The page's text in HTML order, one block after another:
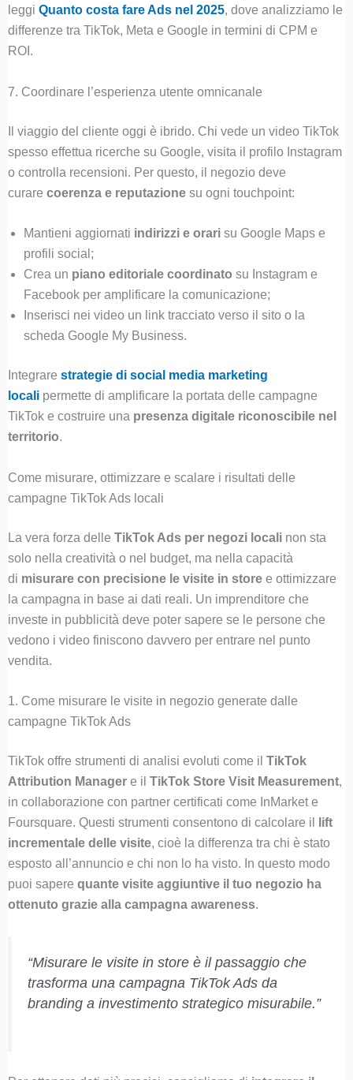
leggi Quanto costa fare Ads nel 2025, dove analizziamo le
differenze tra TikTok, Meta e Google in termini di CPM e
ROI.
7. Coordinare l’esperienza utente omnicanale
Il viaggio del cliente oggi è ibrido. Chi vede un video TikTok
spesso effettua ricerche su Google, visita il profilo Instagram
o controlla recensioni. Per questo, il negozio deve
curare coerenza e reputazionesu ogni touchpoint:
Mantieni aggiornati indirizzi e orarisu Google Maps e
profili social;
Crea un piano editoriale coordinato su Instagram e
Facebook per amplificare la comunicazione;
Inserisci nei video un link tracciato verso il sito o la
scheda Google My Business.
Integrare strategie di social media marketing
localipermette di amplificare la portata delle campagne
TikTok e costruire una presenza digitale riconoscibile nel
territorio.
Come misurare, ottimizzare e scalare i risultati delle
campagne TikTok Ads locali
La vera forza delle TikTok Ads per negozi localinon sta
solo nella creatività o nel budget, ma nella capacità
di misurare con precisione le visite in storee ottimizzare
la campagna in base ai dati reali. Un imprenditore che
investe in pubblicità deve poter sapere se le persone che
vedono i video finiscono davvero per entrare nel punto
vendita.
1. Come misurare le visite in negozio generate dalle
campagne TikTok Ads
TikTok offre strumenti di analisi evoluti come il TikTok
Attribution Managere il TikTok Store Visit Measurement,
in collaborazione con partner certificati come InMarket e
Foursquare. Questi strumenti consentono di calcolare il
lift
incrementale delle visite, cioè la differenza tra chi è stato
esposto all’annuncio e chi non lo ha visto. In questo modo
puoi sapere quante visite aggiuntive il tuo negozio ha
ottenuto grazie alla campagna awareness.
“Misurare le visite in store è il passaggio che
trasforma una campagna TikTok Ads da
branding a investimento strategico misurabile.”